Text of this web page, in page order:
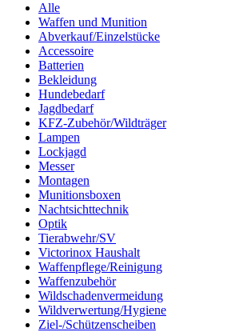
Alle
Waffen und Munition
Abverkauf/Einzelstücke
Accessoire
Batterien
Bekleidung
Hundebedarf
Jagdbedarf
KFZ-Zubehör/Wildträger
Lampen
Lockjagd
Messer
Montagen
Munitionsboxen
Nachtsichttechnik
Optik
Tierabwehr/SV
Victorinox Haushalt
Waffenpflege/Reinigung
Waffenzubehör
Wildschadenvermeidung
Wildverwertung/Hygiene
Ziel-/Schützenscheiben